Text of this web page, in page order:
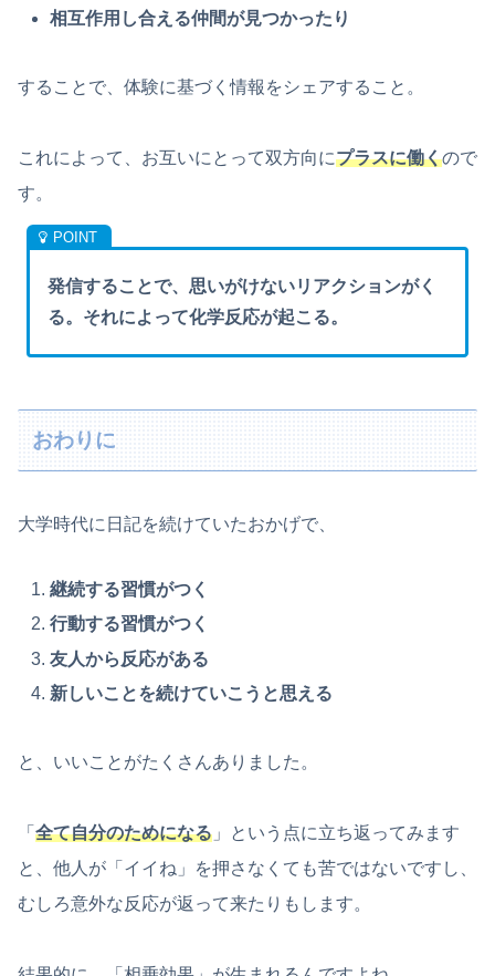
相互作用し合える仲間が見つかったり
することで、体験に基づく情報をシェアすること。
これによって、お互いにとって双方向にプラスに働くので
す。
発信することで、思いがけないリアクションがく
る。それによって化学反応が起こる。
おわりに
大学時代に日記を続けていたおかげで、
継続する習慣がつく
行動する習慣がつく
友人から反応がある
新しいことを続けていこうと思える
と、いいことがたくさんありました。
「 全て自分のためになる 」という点に立ち返ってみます
と、他人が「イイね」を押さなくても苦ではないですし、
むしろ意外な反応が返って来たりもします。